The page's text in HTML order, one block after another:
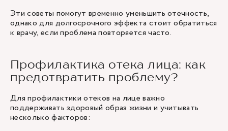
Эти советы помогут временно уменьшить отечность,
однако для долгосрочного эффекта стоит обратиться
к врачу, если проблема повторяется часто.
Профилактика отека лица: как
предотвратить проблему?
Для профилактики отеков на лице важно
поддерживать здоровый образ жизни и учитывать
несколько факторов: